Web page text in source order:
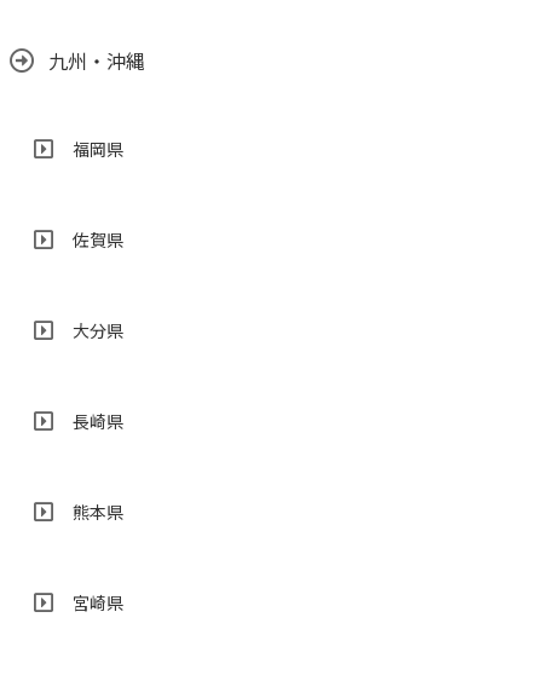
九州・沖縄
福岡県
佐賀県
大分県
長崎県
熊本県
宮崎県